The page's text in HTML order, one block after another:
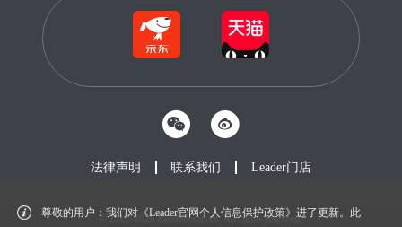
尊敬的用户：我们对《Leader官网个人信息保护政策》进了更新。此
法律声明 联系我们 Leader门店
© 2012-2026 Leader.com.cn. All rights reserved.